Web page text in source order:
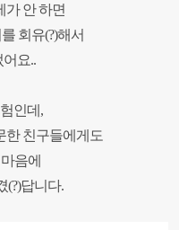
가 안 하면
회유(?)해서
요..
인데,
한 친구들에게도
음에
(?)답니다.